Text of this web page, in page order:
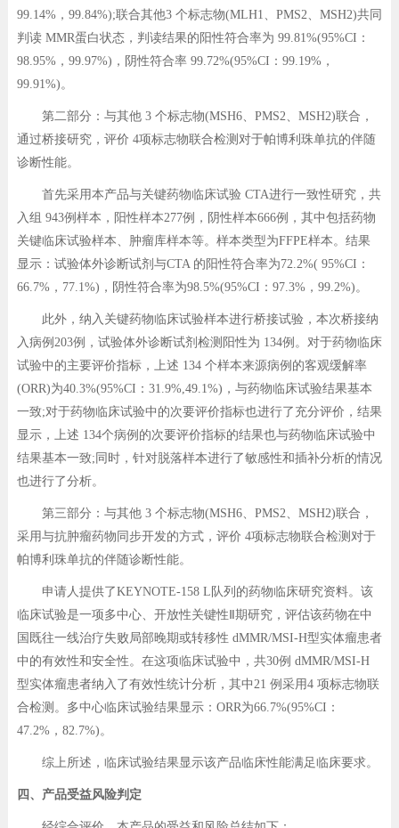
99.14%，99.84%);联合其他3 个标志物(MLH1、PMS2、MSH2)共同
判读 MMR蛋白状态，判读结果的阳性符合率为 99.81%(95%CI：
98.95%，99.97%)，阴性符合率 99.72%(95%CI：99.19%，
99.91%)。
第二部分：与其他 3 个标志物(MSH6、PMS2、MSH2)联合，
通过桥接研究，评价 4项标志物联合检测对于帕博利珠单抗的伴随
诊断性能。
首先采用本产品与关键药物临床试验 CTA进行一致性研究，共
入组 943例样本，阳性样本277例，阴性样本666例，其中包括药物
关键临床试验样本、肿瘤库样本等。样本类型为FFPE样本。结果
显示：试验体外诊断试剂与CTA 的阳性符合率为72.2%( 95%CI：
66.7%，77.1%)，阴性符合率为98.5%(95%CI：97.3%，99.2%)。
此外，纳入关键药物临床试验样本进行桥接试验，本次桥接纳
入病例203例，试验体外诊断试剂检测阳性为 134例。对于药物临床
试验中的主要评价指标，上述 134 个样本来源病例的客观缓解率
(ORR)为40.3%(95%CI：31.9%,49.1%)，与药物临床试验结果基本
一致;对于药物临床试验中的次要评价指标也进行了充分评价，结果
显示，上述 134个病例的次要评价指标的结果也与药物临床试验中
结果基本一致;同时，针对脱落样本进行了敏感性和插补分析的情况
也进行了分析。
第三部分：与其他 3 个标志物(MSH6、PMS2、MSH2)联合，
采用与抗肿瘤药物同步开发的方式，评价 4项标志物联合检测对于
帕博利珠单抗的伴随诊断性能。
申请人提供了KEYNOTE-158 L队列的药物临床研究资料。该
临床试验是一项多中心、开放性关键性Ⅱ期研究，评估该药物在中
国既往一线治疗失败局部晚期或转移性 dMMR/MSI-H型实体瘤患者
中的有效性和安全性。在这项临床试验中，共30例 dMMR/MSI-H
型实体瘤患者纳入了有效性统计分析，其中21 例采用4 项标志物联
合检测。多中心临床试验结果显示：ORR为66.7%(95%CI：
47.2%，82.7%)。
综上所述，临床试验结果显示该产品临床性能满足临床要求。
四、产品受益风险判定